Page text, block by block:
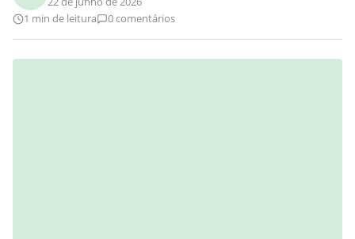
1 min de leitura
0 comentários